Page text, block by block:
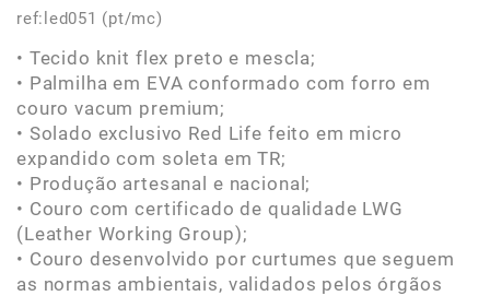
ref: led051 (pt/mc)
• Tecido knit flex preto e mescla;
• Palmilha em EVA conformado com forro em
couro vacum premium;
• Solado exclusivo Red Life feito em micro
expandido com soleta em TR;
• Produção artesanal e nacional;
• Couro com certificado de qualidade LWG
(Leather Working Group);
• Couro desenvolvido por curtumes que seguem
as normas ambientais, validados pelos órgãos